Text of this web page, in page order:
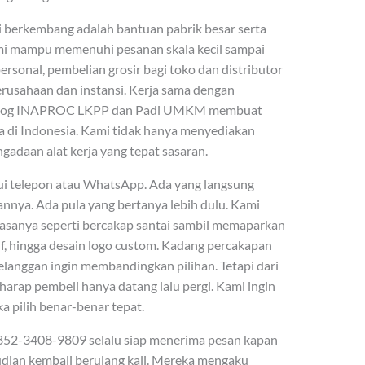
adalah bantuan pabrik besar serta
memenuhi pesanan skala kecil sampai
pembelian grosir bagi toko dan distributor
dan instansi. Kerja sama dengan
INAPROC LKPP dan Padi UMKM membuat
di Indonesia. Kami tidak hanya menyediakan
alat kerja yang tepat sasaran.
telepon atau WhatsApp. Ada yang langsung
Ada pula yang bertanya lebih dulu. Kami
seperti bercakap santai sambil memaparkan
desain logo custom. Kadang percakapan
ingin membandingkan pilihan. Tetapi dari
pembeli hanya datang lalu pergi. Kami ingin
pilih benar-benar tepat.
3408-9809 selalu siap menerima pesan kapan
kembali berulang kali. Mereka mengaku